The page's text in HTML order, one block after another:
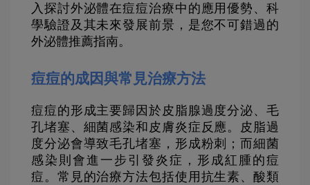
入探討外泌體在痘痘治療中的應用優勢、科
學驗證及其未來發展前景，是您不可錯過的
外泌體推薦指南。
痘痘的成因與常見治療方法
痘痘的形成主要歸因於皮脂腺過度分泌、毛
孔堵塞、細菌感染和皮膚炎症反應。皮脂過
度分泌會導致毛孔堵塞，形成粉刺；而細菌
感染則會進一步引發炎症，形成紅腫的痘
痘。常見的治療方法包括使用抗生素、酸類